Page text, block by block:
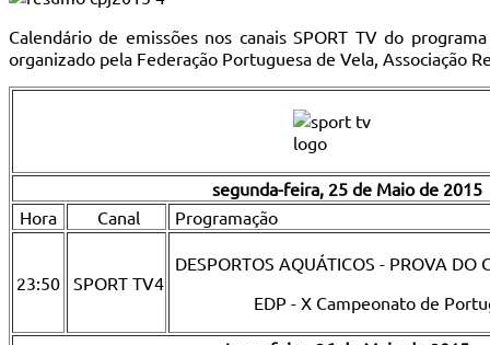
Calendário de emissões nos canais SPORT TV do
organizado pela Federação Portuguesa de Vela, Associação
segunda-feira, 25 de Maio de 2015
Hora
Canal Programação
23:50 SPORT TV4
DESPORTOS AQUÁTICOS - PROVA DO
EDP - X Campeonato de